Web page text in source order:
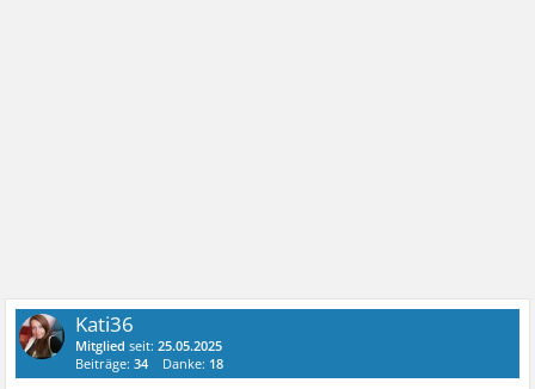
Kati36
Mitglied seit:25.05.2025
Beiträge:34 Danke: 18